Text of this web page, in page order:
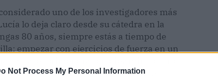
Not Process My Personal Information
uno de los investigadores más
lo deja claro desde su cátedra en la
80 años, siempre estás a tiempo de
empezar con ejercicios de fuerza en un
'Igual el primer día son diez minutos, no
miedo y convertirlo en una prioridad.